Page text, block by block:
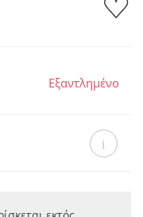
Εξαντλημένο